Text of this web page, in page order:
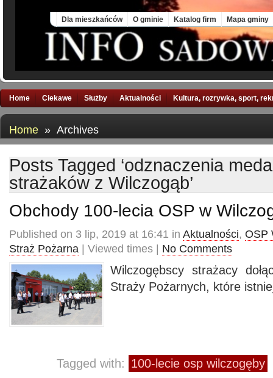
Dla mieszkańców O gminie Katalog firm Mapa gminy
Home Ciekawe Służby Aktualności Kultura, rozrywka, sport,
Home » Archives
Posts Tagged ‘odznaczenia
strażaków z Wilczogąb’
Obchody 100-lecia OSP w
Published on 3 lip, 2019 at 16:41 in Aktualności, OSP
Straż Pożarna | Viewed times | No Comments
Wilczogębscy strażacy
Straży Pożarnych, które
Tagged with: 100-lecie osp wilczogęby